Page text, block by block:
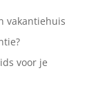
vakantiehuis
voor je